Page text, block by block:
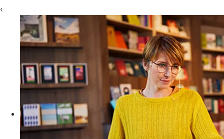
‹